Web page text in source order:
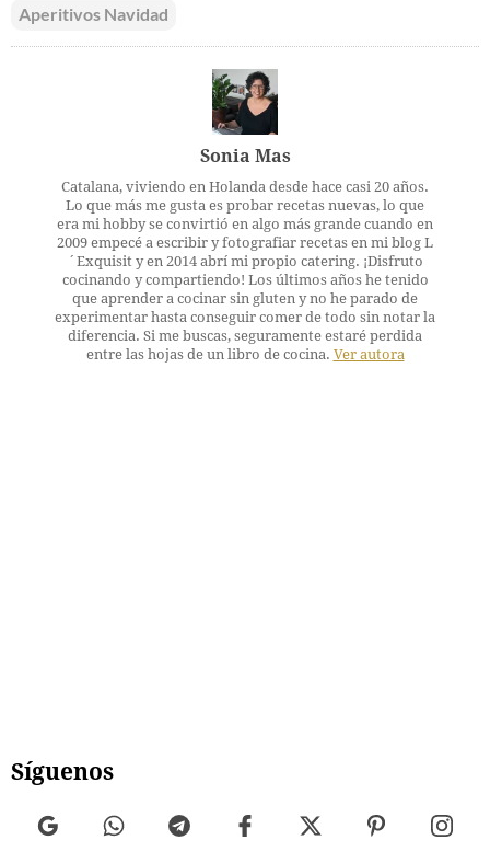
Aperitivos Navidad
Sonia Mas
Catalana, viviendo en Holanda desde hace casi 20 años.
Lo que más me gusta es probar recetas nuevas, lo que
era mi hobby se convirtió en algo más grande cuando en
2009 empecé a escribir y fotografiar recetas en mi blog L
´Exquisit y en 2014 abrí mi propio catering. ¡Disfruto
cocinando y compartiendo! Los últimos años he tenido
que aprender a cocinar sin gluten y no he parado de
experimentar hasta conseguir comer de todo sin notar la
diferencia. Si me buscas, seguramente estaré perdida
entre las hojas de un libro de cocina. Ver autora
Síguenos